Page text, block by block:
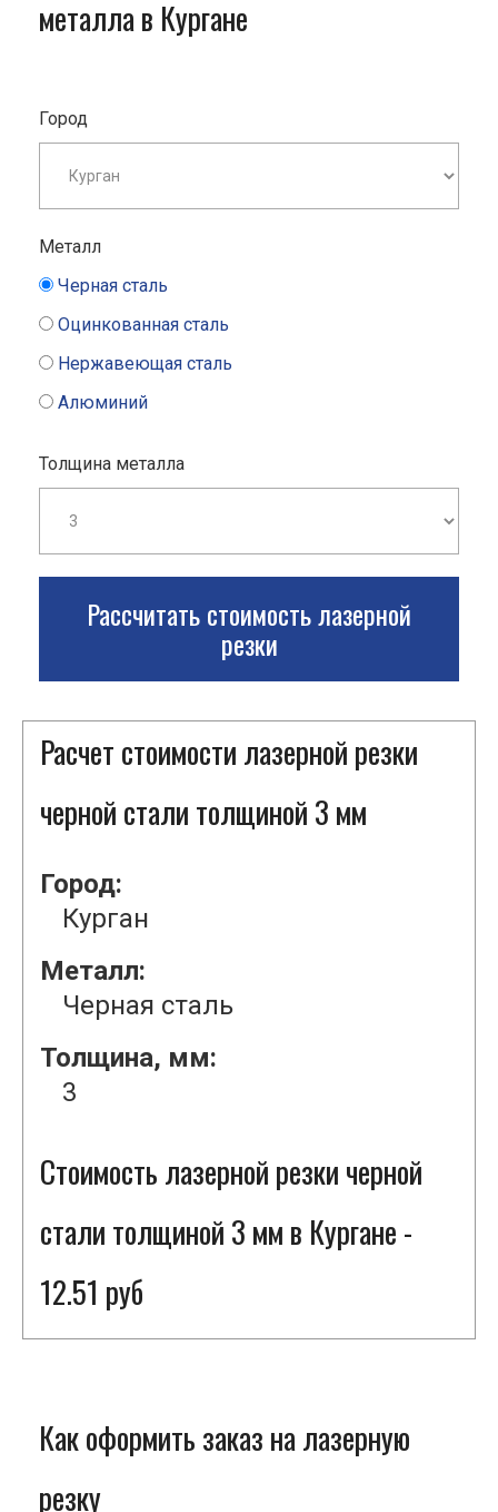
металла в Кургане
Город
Металл
Черная сталь
Оцинкованная сталь
Нержавеющая сталь
Алюминий
Толщина металла
Рассчитать стоимость лазерной
резки
Расчет стоимости лазерной резки
черной стали толщиной 3 мм
Город:
Курган
Металл:
Черная сталь
Толщина, мм:
3
Стоимость лазерной резки черной
стали толщиной 3 мм в Кургане -
12.51 руб
Как оформить заказ на лазерную
резку